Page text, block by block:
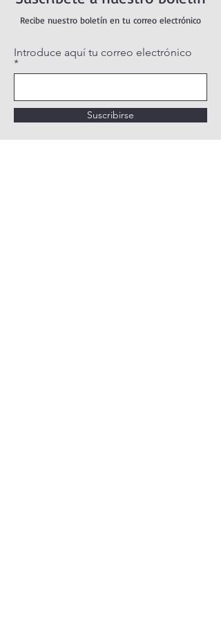
Recibe nuestro boletín en tu correo electrónico
Introduce aquí tu correo electrónico
Suscribirse